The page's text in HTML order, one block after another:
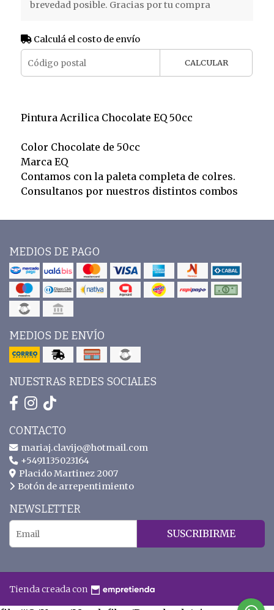
brevedad posible. Gracias por tu compra
Calculá el costo de envío
CALCULAR
Pintura Acrilica Chocolate EQ 50cc
Color Chocolate de 50cc
Marca EQ
Contamos con la paleta completa de colres.
Consultanos por nuestros distintos combos
MEDIOS DE PAGO
MEDIOS DE ENVÍO
NUESTRAS REDES SOCIALES
CONTACTO
mariaj.clavijo@hotmail.com
+5491135023164
Placido Martinez 2007
Botón de arrepentimiento
NEWSLETTER
SUSCRIBIRME
Tienda creada con